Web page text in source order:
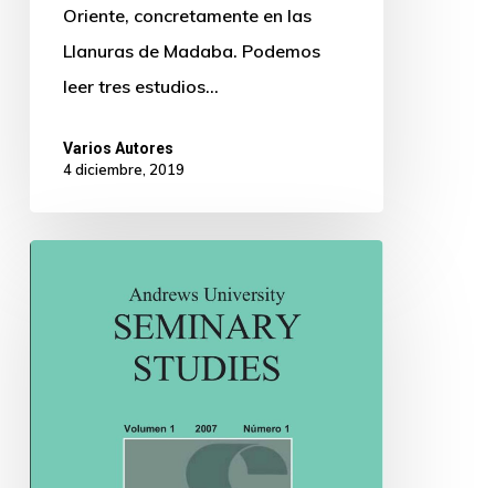
Oriente, concretamente en las
Llanuras de Madaba. Podemos
leer tres estudios…
Varios Autores
4 diciembre, 2019